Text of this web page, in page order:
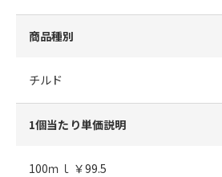
商品種別
チルド
1個当たり単価説明
100ｍｌ ￥99.5